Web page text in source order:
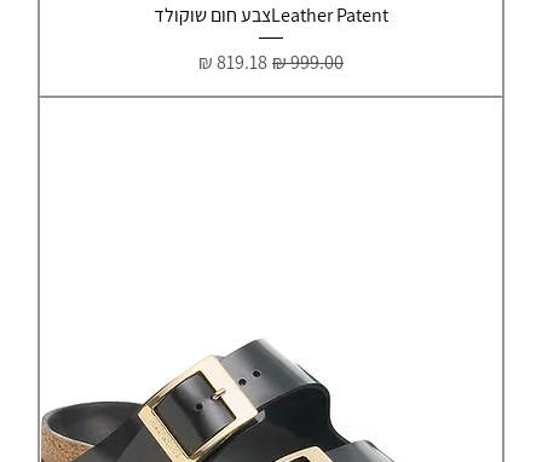
Leather Patentצבע חום שוקולד
מחיר רגילמחיר מבצע